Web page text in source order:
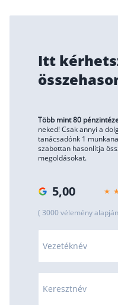
Itt
Több mint 80
neked! Csak annyi a
tanácsadónk 1
szabottan hasonlítja
megoldásokat.
5,00
( 3000 vélemény
Vezetéknév
Keresztnév